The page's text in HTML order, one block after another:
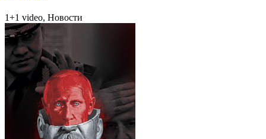
1+1 video, Новости